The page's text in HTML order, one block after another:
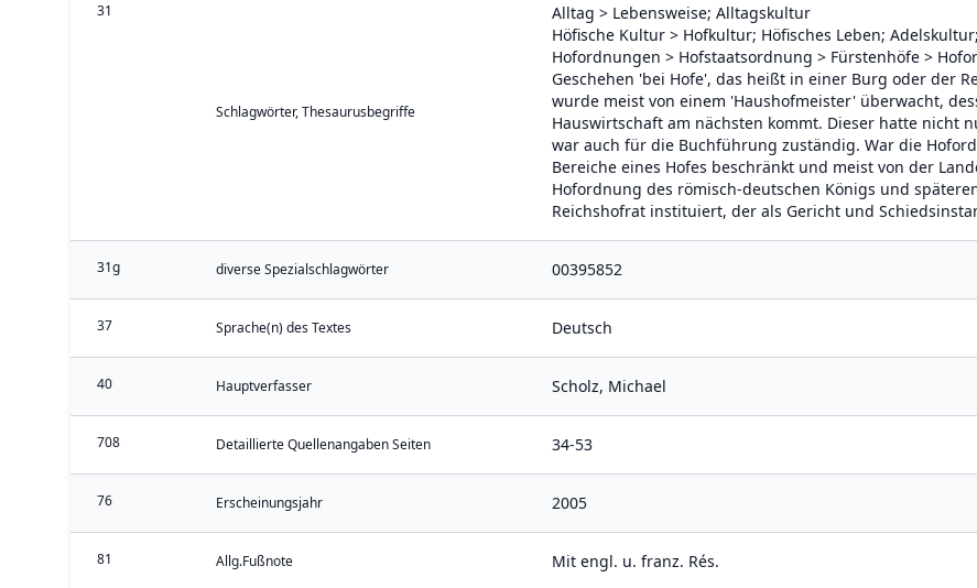
31
Schlagwörter, Thesaurusbegriffe
Alltag > Lebensweise; Alltagskultur
Höfische Kultur > Hofkultur; Höfisches Leben;
Hofordnungen > Hofstaatsordnung > Fürstenhöfe >
Geschehen 'bei Hofe', das heißt in einer Burg oder der
wurde meist von einem 'Haushofmeister' überwacht,
Hauswirtschaft am nächsten kommt. Dieser hatte nicht
war auch für die Buchführung zuständig. War die
Bereiche eines Hofes beschränkt und meist von der
Hofordnung des römisch-deutschen Königs und
Reichshofrat instituiert, der als Gericht und
31g diverse Spezialschlagwörter 00395852
37 Sprache(n) des Textes Deutsch
40 Hauptverfasser Scholz, Michael
708 Detaillierte Quellenangaben Seiten 34-53
76 Erscheinungsjahr 2005
81 Allg.Fußnote Mit engl. u. franz. Rés.